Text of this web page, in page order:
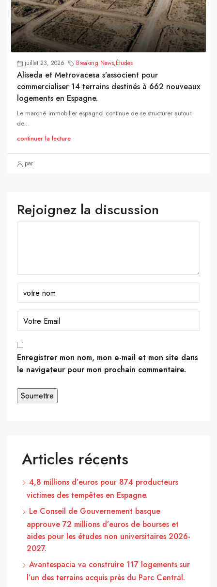
juillet 23, 2026 Breaking News,Études
Aliseda et Metrovacesa s’associent pour
commercialiser 14 terrains destinés à 662 nouveaux
logements en Espagne.
Le marché immobilier espagnol continue de se structurer autour
de...
continuer la lecture
par
Rejoignez la discussion
Enregistrer mon nom, mon e-mail et mon site dans
le navigateur pour mon prochain commentaire.
Articles récents
4,8 millions d’euros pour 874 producteurs
victimes des tempêtes en Espagne.
Le Conseil de Gouvernement basque
approuve 72 millions d’euros de bourses et
aides pour les études non universitaires 2026-
2027.
Avantespacia va construire 117 logements sur
l’un des terrains acquis près du Parc Central.